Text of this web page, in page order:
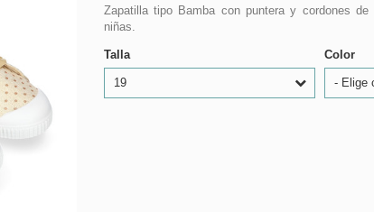
Zapatilla tipo Bamba con puntera y cordones
niñas.
Talla
19
Color
- Elige